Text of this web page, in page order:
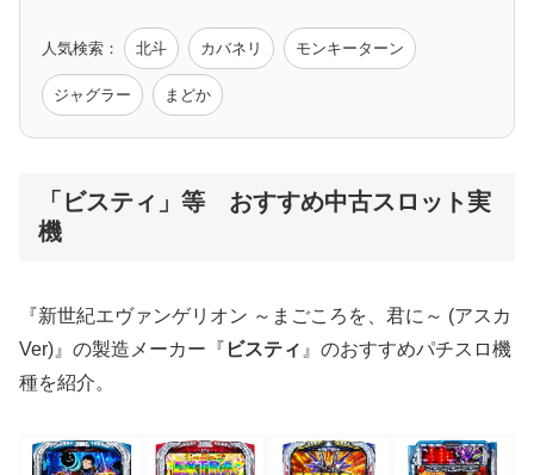
モンハン バイオ ペルソナ
値下げ台
人気検索： 北斗 カバネリ モンキーターン
ジャグラー まどか
「ビスティ」等 おすすめ中古スロット実
機
『新世紀エヴァンゲリオン ～まごころを、君に～ (アスカ
Ver)』の製造メーカー『 ビスティ 』のおすすめパチスロ機
種を紹介。